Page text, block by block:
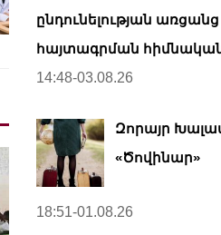
ընդունելության առցանց
հայտագրման հիմնական
14:48-03.08.26
Զորայր
«Ծովինար»
18:51-01.08.26